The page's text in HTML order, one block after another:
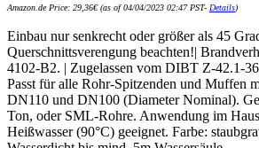
Amazon.de Price: 29,36€(as of 04/04/2023 02:47 PST- Details)
Einbau nur senkrecht oder größer als 45
Querschnittsverengung beachten!|
4102-B2. | Zugelassen vom DIBT Z-42.1-
Passt für alle Rohr-Spitzenden und Muffen
DN110 und DN100 (Diameter Nominal).
Ton, oder SML-Rohre. Anwendung im
Heißwasser (90°C) geeignet. Farbe: